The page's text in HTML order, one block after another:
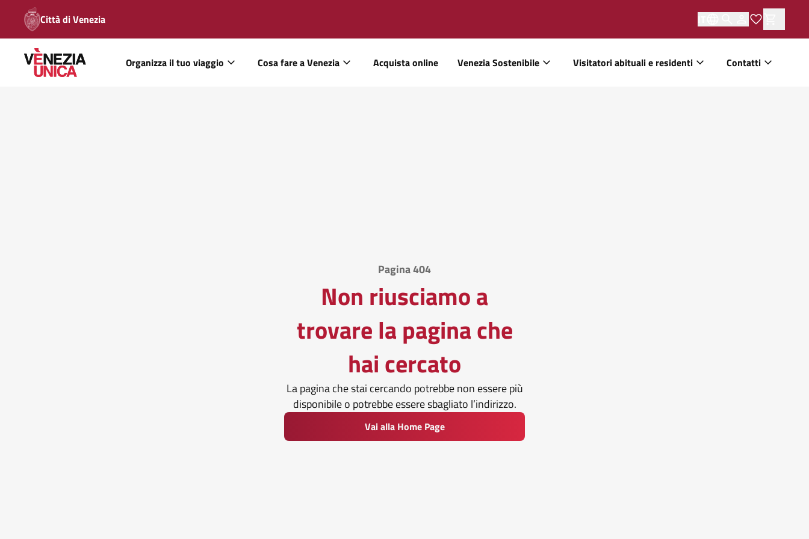
Città di Venezia
Organizza il tuo viaggio Cosa fare a Venezia Acquista online Venezia Sostenibile Visitatori abituali e residenti Contatti
Pagina 404
Non riusciamo a
trovare la pagina che
hai cercato
La pagina che stai cercando potrebbe non essere più
disponibile o potrebbe essere sbagliato l’indirizzo.
Vai alla Home Page